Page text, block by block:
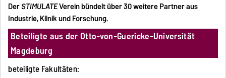
DerSTIMULATEVerein bündelt über 30 weitere Partner aus
Industrie, Klinik und Forschung.
Beteiligte aus der Otto-von-Guericke-Universität
Magdeburg
beteiligte Fakultäten: